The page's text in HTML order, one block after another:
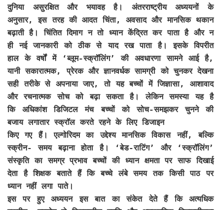
दुनिया असुरक्षित और भयावह है। अंतरराष्ट्रीय अध्ययनों के
अनुसार, इस तरह की आदत चिंता, अवसाद और मानसिक थकान
बढ़ाती है। चिंतित दिमाग न तो ध्यान केंद्रित कर पाता है और न
ही नई जानकारी को ठीक से याद रख पाता है। इसके विपरीत
हाल के वर्षों में ‘ब्लूम-स्क्रॉलिंग’ की अवधारणा सामने आई है,
यानी सकारात्मक, प्रेरक और ज्ञानवर्धक सामग्री को चुनकर देखना
सही तरीके से अपनाया जाए, तो यह बच्चों में जिज्ञासा, आशावाद
और रचनात्मक सोच को बढ़ा सकता है। लेकिन समस्या यह है
कि अधिकांश डिजिटल मंच बच्चों को सोच-समझकर चुनने की
बजाय लगातार स्क्रॉल करते रहने के लिए डिजाइन
किए गए हैं। एल्गोरिदम का उद्देश्य मानसिक विकास नहीं, बल्कि
स्क्रीन- समय बढ़ाना होता है। ‘बेड-राटिंग’ और ‘स्क्रॉलिंग’
संस्कृति का समग्र प्रभाव बच्चों की ध्यान क्षमता पर साफ दिखाई
देता है शिक्षक बताते हैं कि बच्चे लंबे समय तक किसी पाठ पर
ध्यान नहीं लगा पाते।
इस पर हुए अध्ययन इस बात का संकेत देते हैं कि अत्यधिक